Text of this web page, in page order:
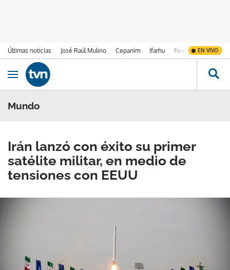
Últimas noticias José Raúl Mulino Cepanim Ifarhu Fenómeno de El
EN VIVO
Ir al contenido
Obrir navegació
Mundo
Irán lanzó con éxito su primer
satélite militar, en medio de
tensiones con EEUU